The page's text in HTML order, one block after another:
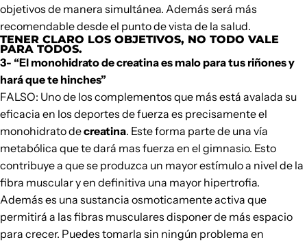
objetivos de manera simultánea. Además será más
recomendable desde el punto de vista de la salud.
TENER CLARO LOS OBJETIVOS, NO TODO VALE
PARA TODOS.
3- “El monohidrato de creatina es malo para tus riñones y
hará que te hinches”
FALSO: Uno de los complementos que más está avalada su
eficacia en los deportes de fuerza es precisamente el
monohidrato decreatina. Este forma parte de una vía
metabólica que te dará mas fuerza en el gimnasio. Esto
contribuye a que se produzca un mayor estímulo a nivel de la
fibra muscular y en definitiva una mayor hipertrofia.
Además es una sustancia osmoticamente activa que
permitirá a las fibras musculares disponer de más espacio
para crecer. Puedes tomarla sin ningún problema en